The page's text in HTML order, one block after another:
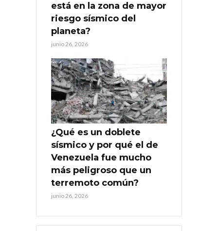
está en la zona de mayor
riesgo sísmico del
planeta?
junio 26, 2026
¿Qué es un doblete
sísmico y por qué el de
Venezuela fue mucho
más peligroso que un
terremoto común?
junio 26, 2026